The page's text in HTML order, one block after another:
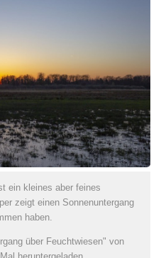
ein kleines aber feines
zeigt einen Sonnenuntergang
haben.
über Feuchtwiesen" von